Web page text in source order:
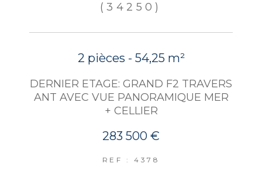
(34250)
2 pièces - 54,25 m²
DERNIER ETAGE: GRAND F2 TRAVERS
ANT AVEC VUE PANORAMIQUE MER
+ CELLIER
283 500 €
REF : 4378